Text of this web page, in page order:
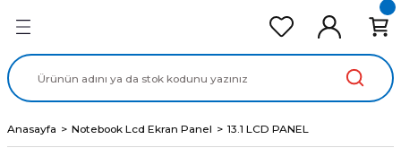
Ekran Panel
Data Kablo
Anasayfa Notebook Lcd Ekran Panel 13.1 LCD PANEL